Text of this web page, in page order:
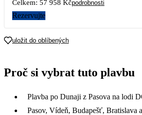
28 979
21
28 29 30
Celkem: 57 958 Kčpodrobnosti
Rezervujte
uložit do oblíbených
Proč si vybrat tuto plavbu
Plavba po Dunaji z Pasova na lodi
Pasov, Vídeň, Budapešť, Bratislava